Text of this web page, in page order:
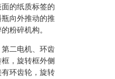
的纸质标签的
向外推动的推
粉碎机构。
二电机、环齿
，旋转框外侧
环齿轮，旋转